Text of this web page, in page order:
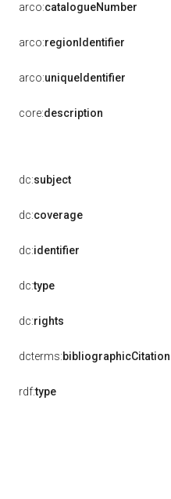
arco:catalogueNumber
arco:regionIdentifier
arco:uniqueIdentifier
core:description
dc:subject
dc:coverage
dc:identifier
dc:type
dc:rights
dcterms:bibliographicCitation
rdf:type